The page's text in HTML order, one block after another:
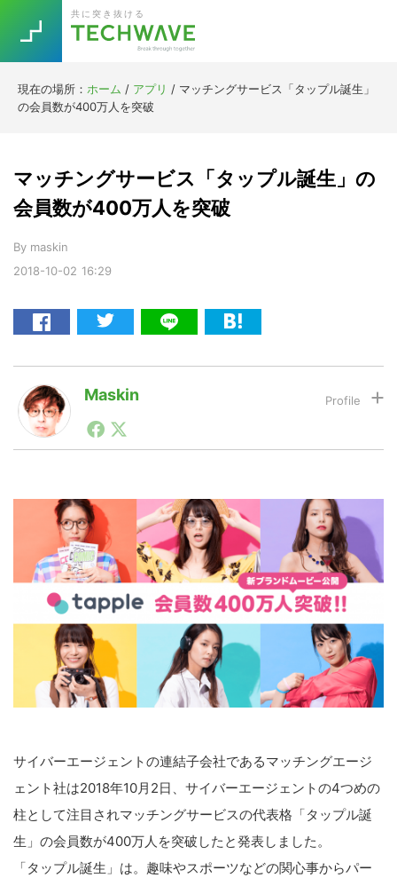
primary
navigation
main
content
primary
sidebar
footer
共に突き抜ける
現在の場所： ホーム / アプリ / マッチングサービス「タップル誕生」
の会員数が400万人を突破
2018-10-02 16:29
マッチングサービス「タップル誕生」の
会員数が400万人を突破
By maskin
Maskin
1990年代初頭から記者としてまた起業家としてITスタ
ートアップ業界のハードウェアからソフトウェアの事業
生から普及成長までを最前線で見てきた生き字引として
注目される。通信キャリアのニュースポータルの創業デ
スクとして数億PV事業に。世界最大IT系メディア（ス
ペイン）の元日本編集長、World Innovation Lab(WiL)
などを経て、現在、スタートアップ支援側の取り組みに
注力中。
サイバーエージェントの連結子会社であるマッチングエージ
ェント社は2018年10月2日、サイバーエージェントの4つめの
柱として注目されマッチングサービスの代表格「タップル誕
生」の会員数が400万人を突破したと発表しました。
「タップル誕生」は。趣味やスポーツなどの関心事からパー
TOPICS
RE:LIFE
Re:Work
AI
Drone
VR/AR
[Startup]
[Voice Edition]
[YouTube]
投資家登録
特集
Block Data Bank
Trend 今話題の注目キーワード
5G Asana テレワーク